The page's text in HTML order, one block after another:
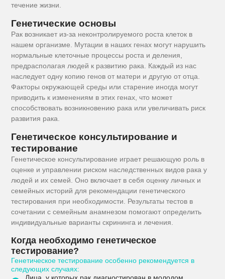
течение жизни.
Генетические основы
Рак возникает из-за неконтролируемого роста клеток в
нашем организме. Мутации в наших генах могут нарушить
нормальные клеточные процессы роста и деления,
предрасполагая людей к развитию рака. Каждый из нас
наследует одну копию генов от матери и другую от отца.
Факторы окружающей среды или старение иногда могут
приводить к изменениям в этих генах, что может
способствовать возникновению рака или увеличивать риск
развития рака.
Генетическое консультирование и
тестирование
Генетическое консультирование играет решающую роль в
оценке и управлении риском наследственных видов рака у
людей и их семей. Оно включает в себя оценку личных и
семейных историй для рекомендации генетического
тестирования при необходимости. Результаты тестов в
сочетании с семейным анамнезом помогают определить
индивидуальные варианты скрининга и лечения.
Когда необходимо генетическое
тестирование?
Генетическое тестирование особенно рекомендуется в
следующих случаях:
Лица, у которых рак диагностирован в молодом